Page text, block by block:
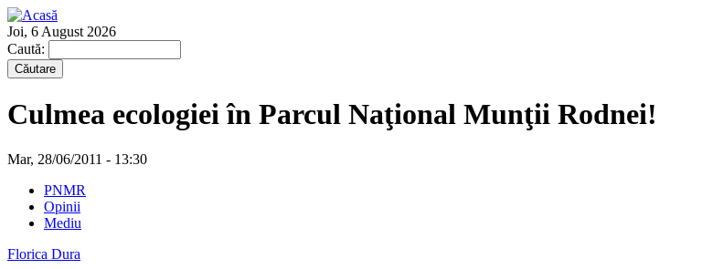
Joi, 6 August 2026
Caută:
Culmea ecologiei în Parcul Naţional Munţii Rodnei!
Mar, 28/06/2011 - 13:30
PNMR
Opinii
Mediu
Florica Dura